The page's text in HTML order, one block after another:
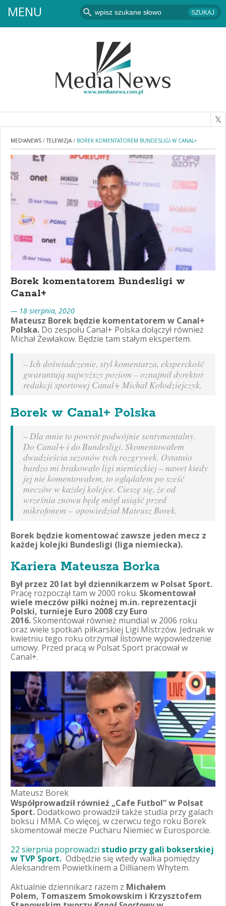
MENU
MEDIANEWS /TELEWIZJA/ BOREK KOMENTATOREM BUNDESLIGI W CANAL+
Borek komentatorem Bundesligi w
Canal+
— 18 sierpnia, 2020
Mateusz Borek będzie komentatorem w Canal+
Polska. Do zespołu Canal+ Polska dołączył również
Michał Żewłakow. Będzie tam stałym ekspertem.
– Ich doświadczenie, styl komentarza, eksperckość
gwarantują najwyższy poziom – oznajmił dyrektor
redakcji sportowej Canal+ Michał Kołodziejczyk.
Borek w Canal+ Polska
– Dla mnie to powrót podwójnie sentymentalny.
Do Canal+ i do Bundesligi. Skomentowałem
dwadzieścia sezonów tych rozgrywek. Ostatnio
bardzo mi brakowało ligi niemieckiej – nawet kiedy
jej nie komentowałem, to oglądałem po sześć
meczów w każdej kolejce. Cieszę się, że od
września znowu będę mógł usiąść przed
mikrofonem – opowiedział Mateusz Borek.
Borek będzie komentować zawsze jeden mecz z
każdej kolejki Bundesligi (liga niemiecka).
Kariera Mateusza Borka
Był przez 20 lat był dziennikarzem w Polsat Sport.
Pracę rozpoczął tam w 2000 roku. Skomentował
wiele meczów piłki nożnej m.in. reprezentacji
Polski, turnieje Euro 2008 czy Euro
2016.Skomentował również mundial w 2006 roku
oraz wiele spotkań piłkarskiej Ligi Mistrzów. Jednak w
kwietniu tego roku otrzymał listowne wypowiedzenie
umowy. Przed pracą w Polsat Sport pracował w
Canal+.
Mateusz Borek
Współprowadził również „Cafe Futbol” w Polsat
Sport. Dodatkowo prowadził także studia przy galach
boksu i MMA. Co więcej, w czerwcu tego roku Borek
skomentował mecze Pucharu Niemiec w Eurosporcie.
22 sierpnia poprowadzi studio przy gali bokserskiej
w TVP Sport. Odbędzie się wtedy walka pomiędzy
Aleksandrem Powietkinem a Dillianem Whytem.
Aktualnie dziennikarz razem z Michałem
Polem, Tomaszem Smokowskim i Krzysztofem